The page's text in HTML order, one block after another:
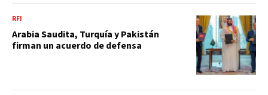
RFI
Arabia Saudita, Turquía y Pakistán
firman un acuerdo de defensa